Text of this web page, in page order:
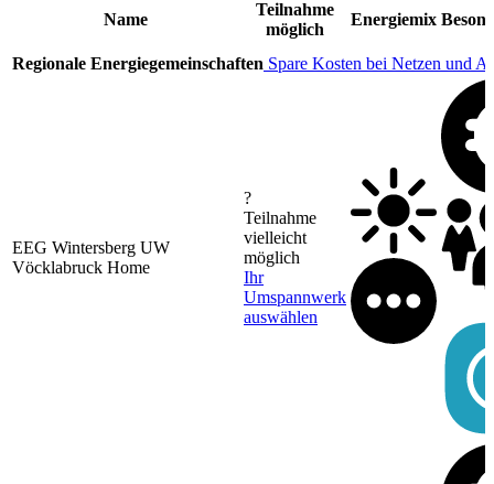
Name
Teilnahme
möglich
Energiemix
Regionale Energiegemeinschaften Spare Kosten bei Netzen und
EEG Wintersberg UW
Vöcklabruck Home
?
Teilnahme
vielleicht
möglich
Ihr
Umspannwerk
auswählen